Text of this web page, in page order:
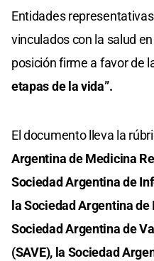
Entidades
vinculados con la salud
posición firme a favor de
etapas de la vida”.
El documento lleva la
Argentina de Medicina
Sociedad Argentina de
la Sociedad Argentina
Sociedad Argentina de
(SAVE), la Sociedad